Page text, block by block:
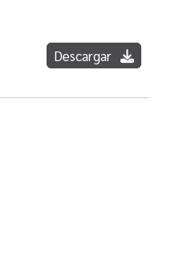
Descargar